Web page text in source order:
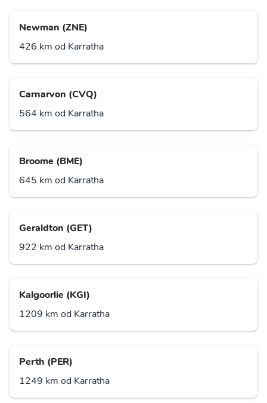
Newman (ZNE)
426 km od Karratha
Carnarvon (CVQ)
564 km od Karratha
Broome (BME)
645 km od Karratha
Geraldton (GET)
922 km od Karratha
Kalgoorlie (KGI)
1209 km od Karratha
Perth (PER)
1249 km od Karratha